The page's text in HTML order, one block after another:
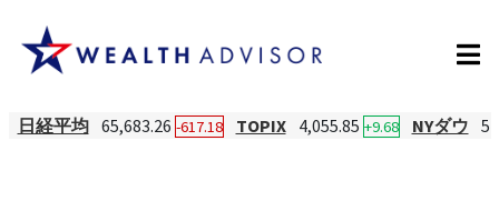
日経平均 65,683.26 -617.18 TOPIX 4,055.85 +9.68 NYダウ